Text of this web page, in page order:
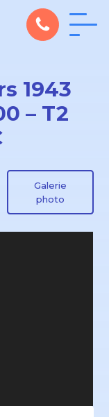
1943
– T2
Galerie
photo